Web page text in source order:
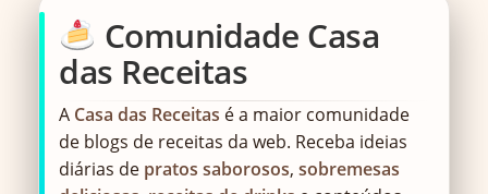
Comunidade Casa
das Receitas
A Casa das Receitas é a maior comunidade
de blogs de receitas da web. Receba ideias
diárias de pratos saborosos, sobremesas